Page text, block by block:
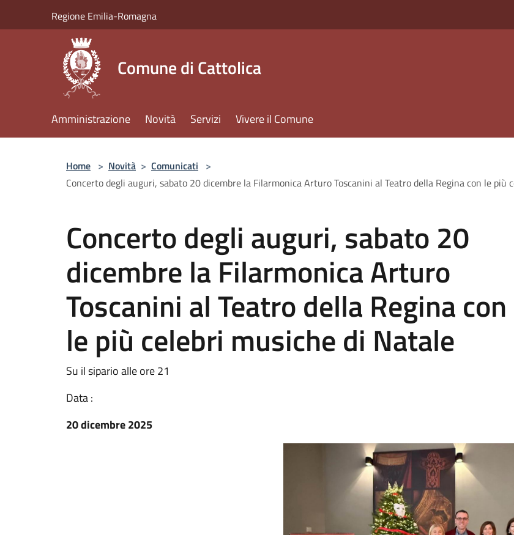
Regione Emilia-Romagna
Comune di Cattolica
Amministrazione Novità Servizi Vivere il Comune
Home > Novità > Comunicati >
Concerto degli auguri, sabato 20 dicembre la Filarmonica Arturo Toscanini al Teatro della Regina con le più
Concerto degli auguri, sabato 20
dicembre la Filarmonica Arturo
Toscanini al Teatro della Regina con
le più celebri musiche di Natale
Su il sipario alle ore 21
Data :
20 dicembre 2025